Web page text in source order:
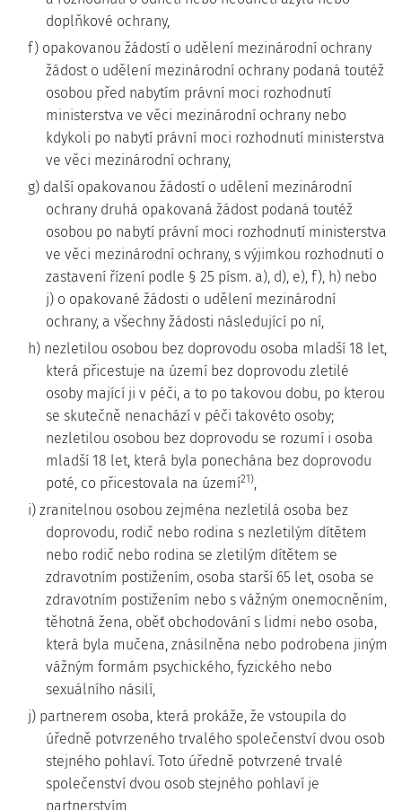
doplňkové ochrany,
f) opakovanou žádostí o udělení mezinárodní ochrany
žádost o udělení mezinárodní ochrany podaná toutéž
osobou před nabytím právní moci rozhodnutí
ministerstva ve věci mezinárodní ochrany nebo
kdykoli po nabytí právní moci rozhodnutí ministerstva
ve věci mezinárodní ochrany,
g) další opakovanou žádostí o udělení mezinárodní
ochrany druhá opakovaná žádost podaná toutéž
osobou po nabytí právní moci rozhodnutí ministerstva
ve věci mezinárodní ochrany, s výjimkou rozhodnutí o
zastavení řízení podle § 25 písm. a), d), e), f), h) nebo
j) o opakované žádosti o udělení mezinárodní
ochrany, a všechny žádosti následující po ní,
h) nezletilou osobou bez doprovodu osoba mladší 18 let,
která přicestuje na území bez doprovodu zletilé
osoby mající ji v péči, a to po takovou dobu, po kterou
se skutečně nenachází v péči takovéto osoby;
nezletilou osobou bez doprovodu se rozumí i osoba
mladší 18 let, která byla ponechána bez doprovodu
poté, co přicestovala na území21),
i) zranitelnou osobou zejména nezletilá osoba bez
doprovodu, rodič nebo rodina s nezletilým dítětem
nebo rodič nebo rodina se zletilým dítětem se
zdravotním postižením, osoba starší 65 let, osoba se
zdravotním postižením nebo s vážným onemocněním,
těhotná žena, oběť obchodování s lidmi nebo osoba,
která byla mučena, znásilněna nebo podrobena jiným
vážným formám psychického, fyzického nebo
sexuálního násilí,
j) partnerem osoba, která prokáže, že vstoupila do
úředně potvrzeného trvalého společenství dvou osob
stejného pohlaví. Toto úředně potvrzené trvalé
společenství dvou osob stejného pohlaví je
partnerstvím,